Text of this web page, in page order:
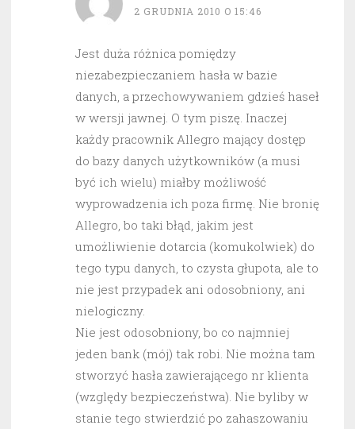
2 GRUDNIA 2010 O 15:46
Jest duża różnica pomiędzy
niezabezpieczaniem hasła w bazie
danych, a przechowywaniem gdzieś haseł
w wersji jawnej. O tym piszę. Inaczej
każdy pracownik Allegro mający dostęp
do bazy danych użytkowników (a musi
być ich wielu) miałby możliwość
wyprowadzenia ich poza firmę. Nie bronię
Allegro, bo taki błąd, jakim jest
umożliwienie dotarcia (komukolwiek) do
tego typu danych, to czysta głupota, ale to
nie jest przypadek ani odosobniony, ani
nielogiczny.
Nie jest odosobniony, bo co najmniej
jeden bank (mój) tak robi. Nie można tam
stworzyć hasła zawierającego nr klienta
(względy bezpieczeństwa). Nie byliby w
stanie tego stwierdzić po zahaszowaniu